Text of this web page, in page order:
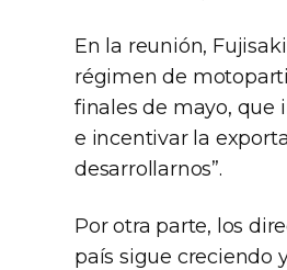
En la reunión,
régimen de
finales de mayo, que
e incentivar la
desarrollarnos”.
Por otra parte, los
país sigue creciendo